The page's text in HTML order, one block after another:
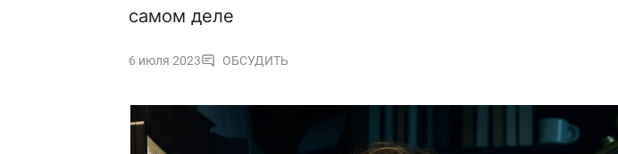
самом деле
6 июля 2023 ОБСУДИТЬ